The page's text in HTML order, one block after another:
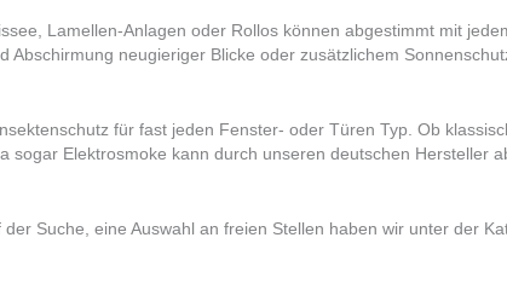
Lamellen-Anlagen oder Rollos können abgestimmt mit
neugieriger Blicke oder zusätzlichem
für fast jeden Fenster- oder Türen Typ. Ob
Elektrosmoke kann durch unseren deutschen Hersteller
Suche, eine Auswahl an freien Stellen haben wir unter der